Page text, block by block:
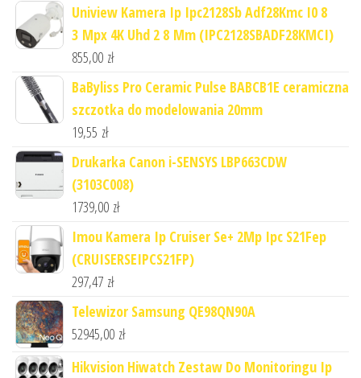
Uniview Kamera Ip Ipc2128Sb Adf28Kmc I0 8
3 Mpx 4K Uhd 2 8 Mm (IPC2128SBADF28KMCI)
855,00 zł
BaByliss Pro Ceramic Pulse BABCB1E ceramiczna
szczotka do modelowania 20mm
19,55 zł
Drukarka Canon i-SENSYS LBP663CDW
(3103C008)
1739,00 zł
Imou Kamera Ip Cruiser Se+ 2Mp Ipc S21Fep
(CRUISERSEIPCS21FP)
297,47 zł
Telewizor Samsung QE98QN90A
52945,00 zł
Hikvision Hiwatch Zestaw Do Monitoringu Ip